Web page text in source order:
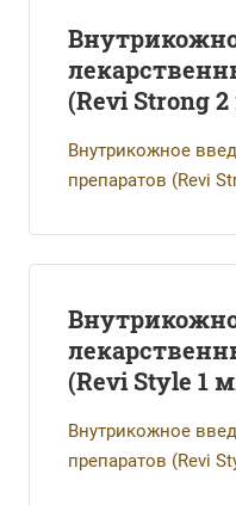
(Revi Strong
Внутрикожное
препаратов (Revi
(Revi Style 1
Внутрикожное
препаратов (Revi